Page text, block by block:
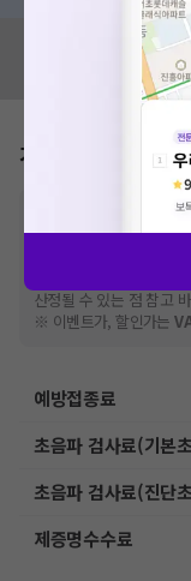
혹시 잘못된 병
모두닥 팀에 알려주
가격표
한 가격은 해당 의료기관
격입니다. (진료와 연관
산정될 수 있는 점 참고
※ 이벤트가, 할인가는
예방접종료
초음파 검사료(기본
초음파 검사료(진단
제증명수수료